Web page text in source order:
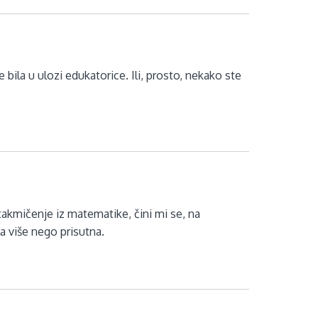
bila u ulozi edukatorice. Ili, prosto, nekako ste
iz matematike, čini mi se, na
više nego prisutna.